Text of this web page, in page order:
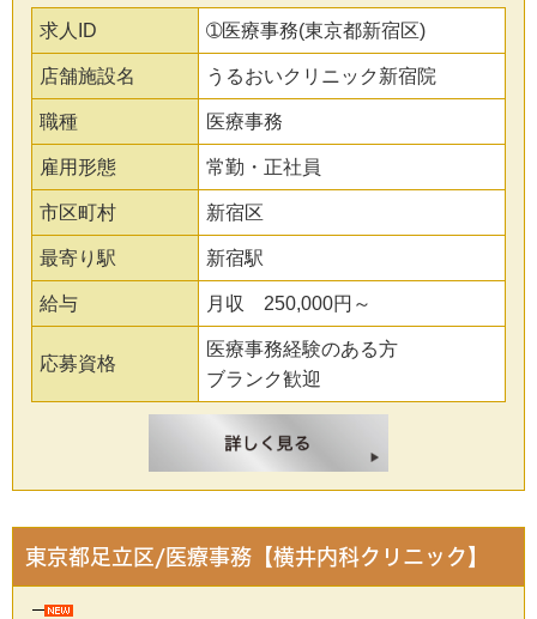
求人ID ➀医療事務(東京都新宿区)
店舗施設名 うるおいクリニック新宿院
職種 医療事務
雇用形態 常勤・正社員
市区町村 新宿区
最寄り駅 新宿駅
給与 月収 250,000円～
応募資格
医療事務経験のある方
ブランク歓迎
東京都足立区/医療事務【横井内科クリニック】